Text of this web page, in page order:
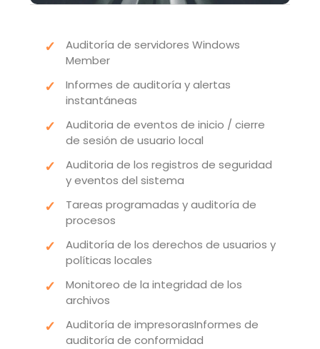
Auditoría de servidores Windows
Member
Informes de auditoría y alertas
instantáneas
Auditoria de eventos de inicio / cierre
de sesión de usuario local
Auditoria de los registros de seguridad
y eventos del sistema
Tareas programadas y auditoría de
procesos
Auditoría de los derechos de usuarios y
políticas locales
Monitoreo de la integridad de los
archivos
Auditoría de impresorasInformes de
auditoría de conformidad